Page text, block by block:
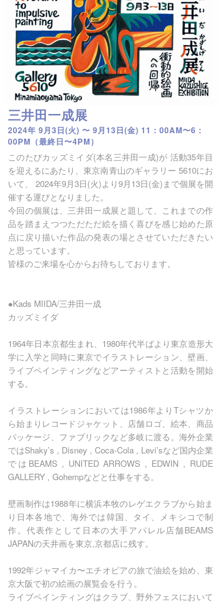
三井田一成展
2024年 9月3日(火) 〜 9月13日(金) 11：00AM〜6：
00PM（最終日〜4PM）
このたびカッズミイダ(本名三井田一成)が 活動35年目
を迎えるにあたり、東京南青山のギャラリー 5610にお
いて、 2024年9月3日(火)より9月13日(金)まで個展を開
催する運びとなりました。
今回の個展は、三井田一成展と題して、これまでの作
品を踏まえつつただただ絵を描く喜びを感じ始めた原
点に戻り描いた作品の発表の場とさせていただきたい
と思っています。
皆様のご来場を心からお待ちしております。
●Kads MIIDA/三井田一成
カッズミイダ
1964年日本京都生まれ、1980年代半ばより東京造形大
学に入学と同時に東京でイラストレーション、壁画、
ライブペインティングなどアーティストと活動を開始
する。
イラストレーションにおいては1986年よりTシャツか
ら始まりレコードジャケット、店舗ロゴ、絵本、商品
パッケージ、ファブリックなど多岐に渡る。海外企業
ではShaky’s , Disney , Coca-Cola , Levi’sなど国内企業
ではBEAMS , UNITED ARROWS , EDWIN , RUDE
GALLERY , Gohempなどと仕事をする。
壁画制作は1988年に横浜本牧のレゲエクラブから始ま
り日本各地で、海外では韓国、タイ、メキシコで制
作。代表作として日本の大手アパレル店舗BEAMS
JAPANの天井画を東京,京都店に残す。
1992年ジャマイカ〜エチオピアの旅で油絵を始め、東
京大阪で初の絵画の展覧会を行う。
ライブペインティングはクラブ、野外フェスにおいて